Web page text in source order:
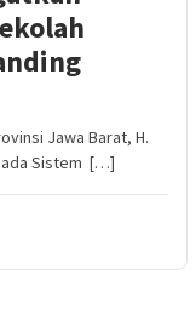
Jawa Barat, H.
Sistem […]